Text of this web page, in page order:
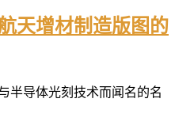
天增材制造版图的
半导体光刻技术而闻名的名